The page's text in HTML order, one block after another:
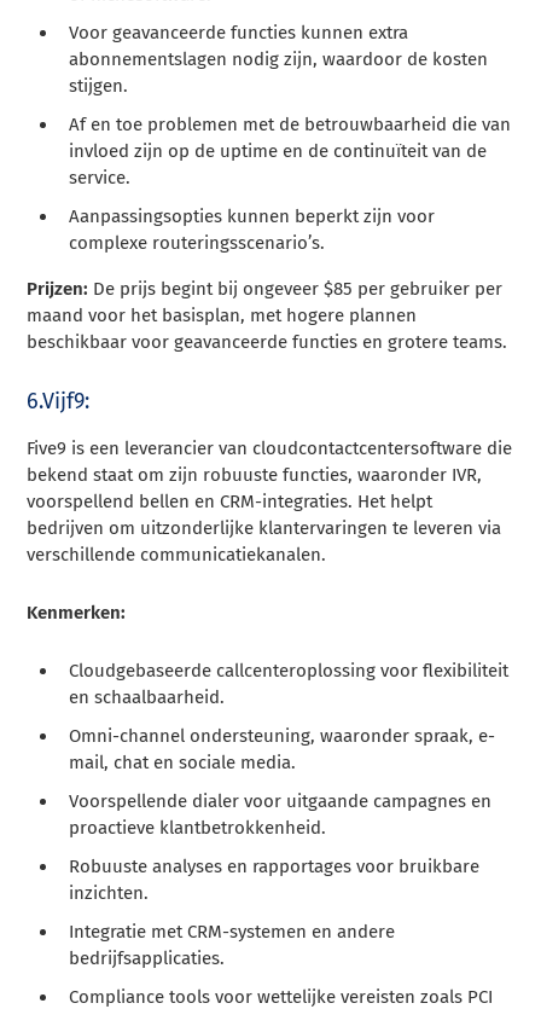
Voor geavanceerde functies kunnen extra
abonnementslagen nodig zijn, waardoor de kosten
stijgen.
Af en toe problemen met de betrouwbaarheid die van
invloed zijn op de uptime en de continuïteit van de
service.
Aanpassingsopties kunnen beperkt zijn voor
complexe routeringsscenario’s.
Prijzen: De prijs begint bij ongeveer $85 per gebruiker per
maand voor het basisplan, met hogere plannen
beschikbaar voor geavanceerde functies en grotere teams.
6.Vijf9:
Five9 is een leverancier van cloudcontactcentersoftware die
bekend staat om zijn robuuste functies, waaronder IVR,
voorspellend bellen en CRM-integraties. Het helpt
bedrijven om uitzonderlijke klantervaringen te leveren via
verschillende communicatiekanalen.
Kenmerken:
Cloudgebaseerde callcenteroplossing voor flexibiliteit
en schaalbaarheid.
Omni-channel ondersteuning, waaronder spraak, e-
mail, chat en sociale media.
Voorspellende dialer voor uitgaande campagnes en
proactieve klantbetrokkenheid.
Robuuste analyses en rapportages voor bruikbare
inzichten.
Integratie met CRM-systemen en andere
bedrijfsapplicaties.
Compliance tools voor wettelijke vereisten zoals PCI